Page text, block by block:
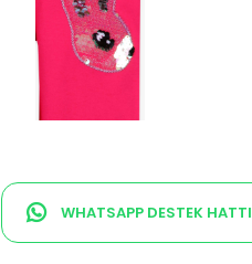
WHATSAPP DESTEK HATTI